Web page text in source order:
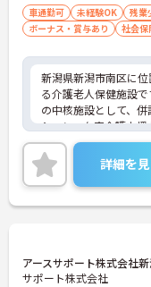
車通勤可 未経験OK 残業
ボーナス・賞与あり
社会保
新潟県新潟市南区に
る介護老人保健施設
の中核施設として、
ション、在宅介護支
り、医療と介護の支
る方には、面接対策ポ
話しいたしますので
詳細を
アースサポート株式会社
サポート株式会社